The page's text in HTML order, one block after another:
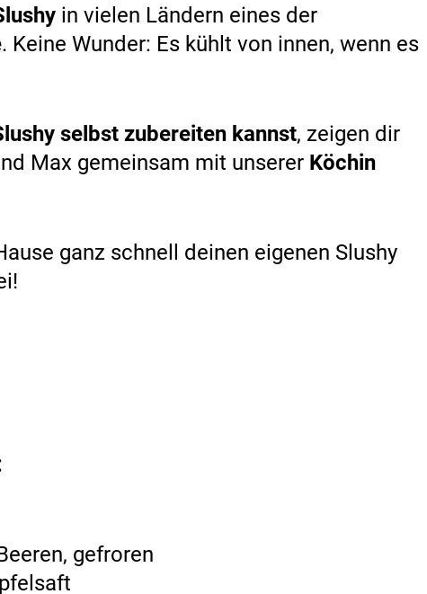
in vielen Ländern eines der
. Keine Wunder: Es kühlt von innen, wenn es
selbst zubereiten kannst, zeigen dir
Max gemeinsam mit unserer Köchin
ganz schnell deinen eigenen Slushy
gefroren